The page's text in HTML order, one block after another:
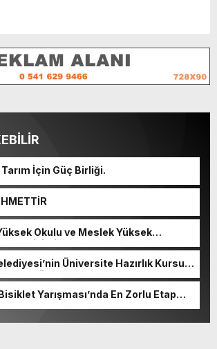
İçin Güç Birliği.
Okulu ve Meslek Yüksek
değişimi!
Üniversite Hazırlık Kursu
son gün 7 Ağustos.
Yarışması’nda En Zorlu Etap